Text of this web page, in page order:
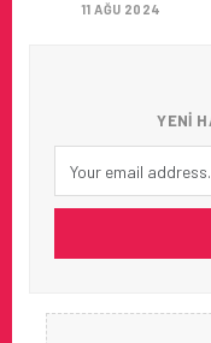
11 AĞU 2024
YENI